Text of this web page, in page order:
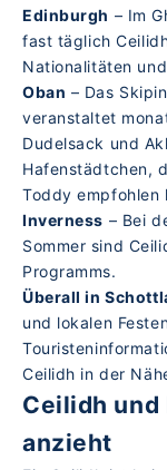
Edinburgh – Im
fast täglich
Nationalitäten
Oban – Das
veranstaltet
Dudelsack und
Hafenstädtchen,
Toddy empfohlen
Inverness – Bei
Sommer sind
Programms.
Überall in
und lokalen
Ceilidh in der
Ceilidh und
anzieht